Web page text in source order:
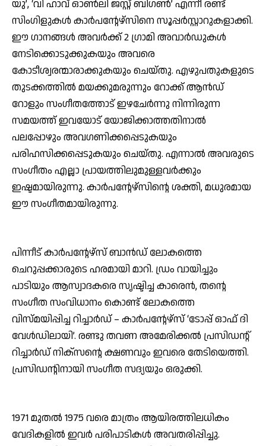
യു’, ‘വി ഹാവ് ഓണ്‍ലി ജസ്റ്റ് ബിഗണ്‍’ എന്നീ രണ്ട്
സിംഗിളുകള്‍ കാര്‍പന്റേഴ്‌സിനെ സൂപ്പര്‍സ്റ്റാറുകളാക്കി.
ഈ ഗാനങ്ങള്‍ അവര്‍ക്ക് 2 ഗ്രാമി അവാര്‍ഡുകള്‍
നേടിക്കൊടുക്കുകയും അവരെ
കോടീശ്വരന്മാരാക്കുകയും ചെയ്തു. എഴുപതുകളുടെ
തുടക്കത്തില്‍ മയക്കുമരുന്നും റോക്ക് ആന്‍ഡ്
റോളും സംഗീതത്തോട് ഇഴചേര്‍ന്നു നിന്നിരുന്ന
സമയത്ത് ഇവയോട് യോജിക്കാത്തതിനാല്‍
പലപ്പോഴും അവഗണിക്കപ്പെടുകയും
പരിഹസിക്കപ്പെടുകയും ചെയ്തു. എന്നാല്‍ അവരുടെ
സംഗീതം എല്ലാ പ്രായത്തിലുമുള്ളവര്‍ക്കും
ഇഷ്ടമായിരുന്നു. കാര്‍പന്റേഴ്‌സിന്റെ ശക്തി, മധുരമായ
ഈ സംഗീതമായിരുന്നു.
പിന്നീട് കാര്‍പന്റേഴ്സ് ബാന്‍ഡ് ലോകത്തെ
ചെറുപ്പക്കാരുടെ ഹരമായി മാറി. ഡ്രം വായിച്ചും
പാടിയും ആസ്വാദകരെ സൃഷ്ടിച്ച കാരെന്‍, തന്റെ
സംഗീത സംവിധാനം കൊണ്ട് ലോകത്തെ
വിസ്മയിപ്പിച്ച റിച്ചാര്‍ഡ് – കാര്‍പന്റേഴ്സ് ‘ടോപ്പ് ഓഫ് ദി
വേള്‍ഡിലായി’. രണ്ടു തവണ അമേരിക്കല്‍ പ്രസിഡന്റ്
റിച്ചാര്‍ഡ് നിക്സന്റെ ക്ഷണവും ഇവരെ തേടിയെത്തി.
പ്രസിഡന്റിനായി സംഗീത സദ്യയും ഒരുക്കി.
1971 മുതല്‍ 1975 വരെ മാത്രം ആയിരത്തിലധികം
വേദികളില്‍ ഇവര്‍ പരിപാടികള്‍ അവതരിപ്പിച്ചു.